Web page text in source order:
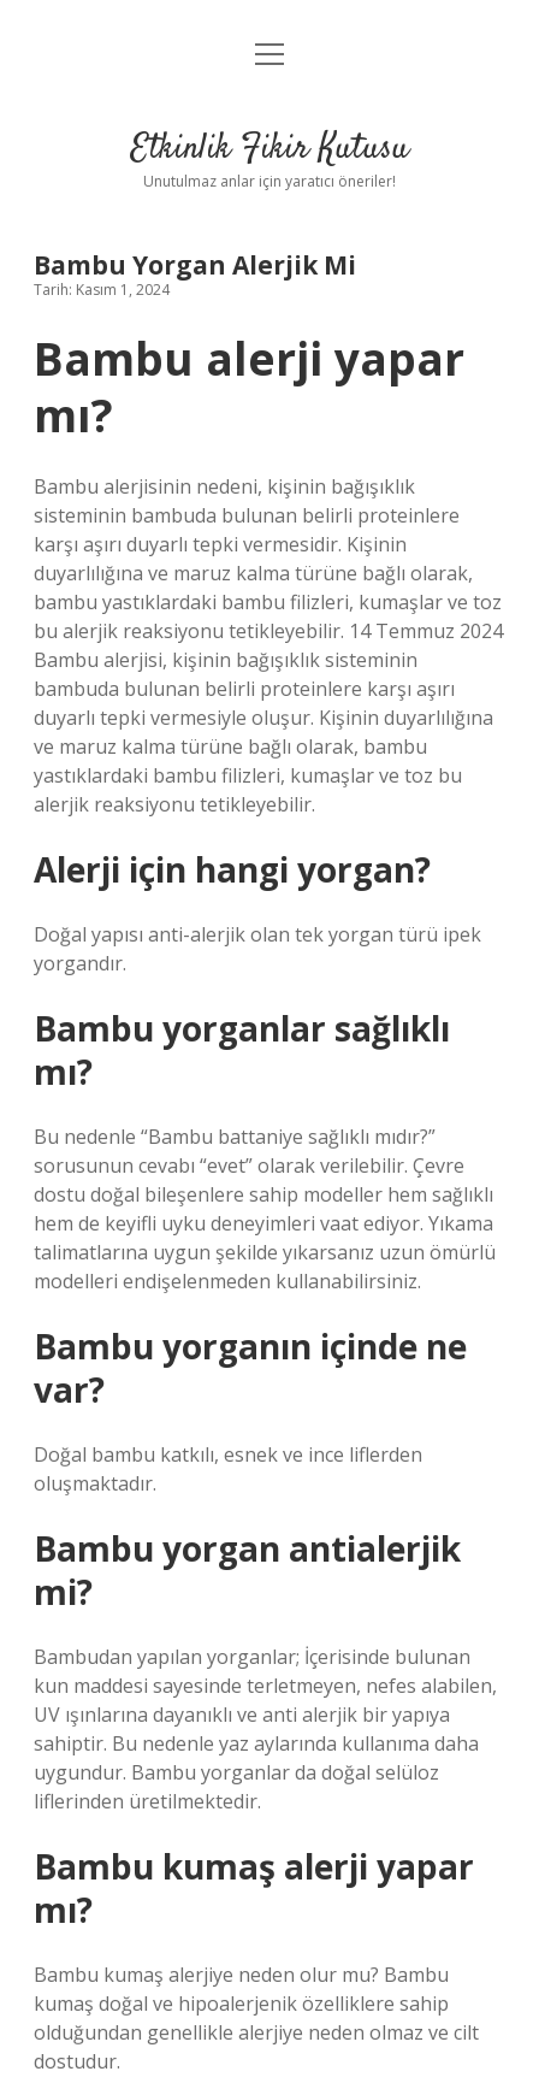
Anasayfa
Yasal Uyarı
menüyü
Etkinlik Fikir Kutusu
Unutulmaz anlar için yaratıcı öneriler!
Bambu Yorgan Alerjik Mi
Tarih: Kasım 1, 2024
Bambu alerji yapar
mı?
Bambu alerjisinin nedeni, kişinin bağışıklık
sisteminin bambuda bulunan belirli proteinlere
karşı aşırı duyarlı tepki vermesidir. Kişinin
duyarlılığına ve maruz kalma türüne bağlı olarak,
bambu yastıklardaki bambu filizleri, kumaşlar ve toz
bu alerjik reaksiyonu tetikleyebilir. 14 Temmuz 2024
Bambu alerjisi, kişinin bağışıklık sisteminin
bambuda bulunan belirli proteinlere karşı aşırı
duyarlı tepki vermesiyle oluşur. Kişinin duyarlılığına
ve maruz kalma türüne bağlı olarak, bambu
yastıklardaki bambu filizleri, kumaşlar ve toz bu
alerjik reaksiyonu tetikleyebilir.
Alerji için hangi yorgan?
Doğal yapısı anti-alerjik olan tek yorgan türü ipek
yorgandır.
Bambu yorganlar sağlıklı
mı?
Bu nedenle “Bambu battaniye sağlıklı mıdır?”
sorusunun cevabı “evet” olarak verilebilir. Çevre
dostu doğal bileşenlere sahip modeller hem sağlıklı
hem de keyifli uyku deneyimleri vaat ediyor. Yıkama
talimatlarına uygun şekilde yıkarsanız uzun ömürlü
modelleri endişelenmeden kullanabilirsiniz.
Bambu yorganın içinde ne
var?
Doğal bambu katkılı, esnek ve ince liflerden
oluşmaktadır.
Bambu yorgan antialerjik
mi?
Bambudan yapılan yorganlar; İçerisinde bulunan
kun maddesi sayesinde terletmeyen, nefes alabilen,
UV ışınlarına dayanıklı ve anti alerjik bir yapıya
sahiptir. Bu nedenle yaz aylarında kullanıma daha
uygundur. Bambu yorganlar da doğal selüloz
liflerinden üretilmektedir.
Bambu kumaş alerji yapar
mı?
Bambu kumaş alerjiye neden olur mu? Bambu
kumaş doğal ve hipoalerjenik özelliklere sahip
olduğundan genellikle alerjiye neden olmaz ve cilt
dostudur.